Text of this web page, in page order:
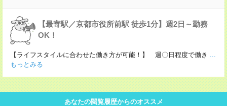
【最寄駅／京都市役所前駅 徒歩1分】週2日～勤務
OK！
【ライフスタイルに合わせた働き方が可能！】 週〇日程度で働き ...
もっとみる
あなたの閲覧履歴からのオススメ